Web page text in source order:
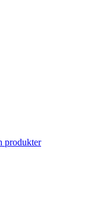
produkter